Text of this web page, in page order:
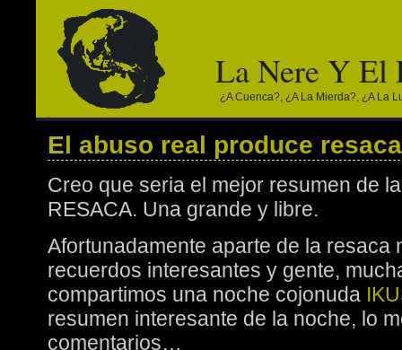
La Nere Y
¿a Cuenca?, ¿a La Mierda?, ¿a La
El abuso real produce resaca
Creo que seria el mejor resumen de
RESACA. Una grande y libre.
Afortunadamente aparte de la resaca
recuerdos interesantes y gente,
compartimos una noche cojonuda
resumen interesante de la noche, lo
comentarios…